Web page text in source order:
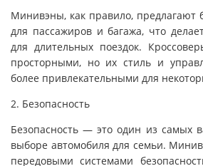
Минивэны, как правило, предлагают
для пассажиров и багажа, что
для длительных поездок.
просторными, но их стиль и
более привлекательными для
2. Безопасность
Безопасность — это один из самых
выборе автомобиля для семьи.
передовыми системами